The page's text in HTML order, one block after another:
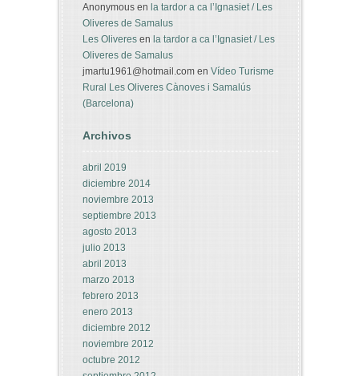
Anonymous en la tardor a ca l’Ignasiet / Les
Oliveres de Samalus
Les Oliveres en la tardor a ca l’Ignasiet / Les
Oliveres de Samalus
jmartu1961@hotmail.com en Vídeo Turisme
Rural Les Oliveres Cànoves i Samalús
(Barcelona)
Archivos
abril 2019
diciembre 2014
noviembre 2013
septiembre 2013
agosto 2013
julio 2013
abril 2013
marzo 2013
febrero 2013
enero 2013
diciembre 2012
noviembre 2012
octubre 2012